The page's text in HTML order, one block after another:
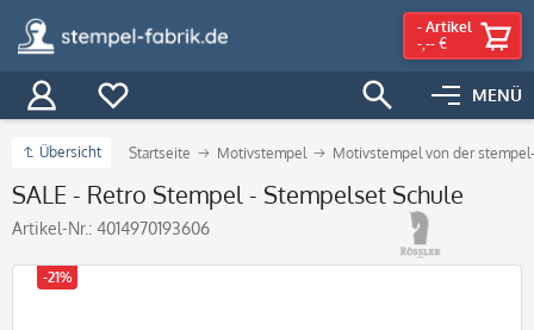
MENÜ
- Artikel
-,-- €
Übersicht Startseite Motivstempel Motivstempel von der
SALE - Retro Stempel - Stempelset Schule
Artikel-Nr.: 4014970193606
-21%